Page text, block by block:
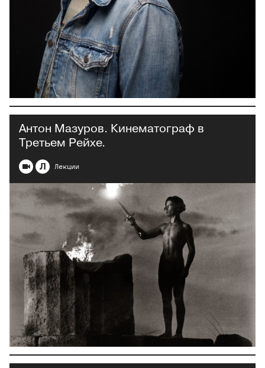
Антон Мазуров. Кинематограф в
Третьем Рейхе.
Л Лекции